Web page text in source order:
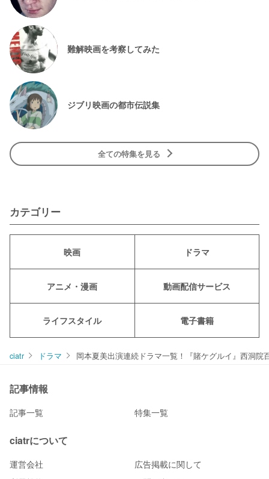
難解映画を考察してみた
ジブリ映画の都市伝説集
全ての特集を見る
カテゴリー
映画 ドラマ
アニメ・漫画 動画配信サービス
ライフスタイル 電子書籍
ciatr ドラマ 岡本夏美出演連続ドラマ一覧！『賭ケグルイ』西洞院
記事情報
記事一覧 特集一覧
ciatrについて
運営会社
広告掲載に関して